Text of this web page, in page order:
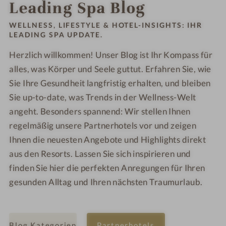
Leading Spa Blog
WELLNESS, LIFESTYLE & HOTEL-INSIGHTS: IHR
LEADING SPA UPDATE.
Herzlich willkommen! Unser Blog ist Ihr Kompass für
alles, was Körper und Seele guttut. Erfahren Sie, wie
Sie Ihre Gesundheit langfristig erhalten, und bleiben
Sie up-to-date, was Trends in der Wellness-Welt
angeht. Besonders spannend: Wir stellen Ihnen
regelmäßig unsere Partnerhotels vor und zeigen
Ihnen die neuesten Angebote und Highlights direkt
aus den Resorts. Lassen Sie sich inspirieren und
finden Sie hier die perfekten Anregungen für Ihren
gesunden Alltag und Ihren nächsten Traumurlaub.